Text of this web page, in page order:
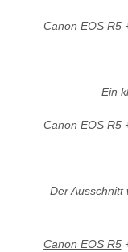
Canon EOS R5
Ein
Canon EOS R5
Der Ausschnitt
Canon EOS R5